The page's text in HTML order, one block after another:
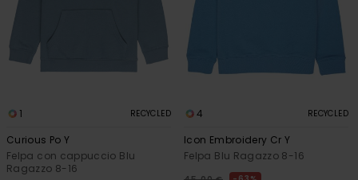
1 RECYCLED
Curious Po Y
Felpa con cappuccio Blu
Ragazzo 8-16
4 RECYCLED
Icon Embroidery Cr Y
Felpa Blu Ragazzo 8-16